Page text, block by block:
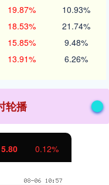
19.87% 10.93%
18.53% 21.74%
15.85% 9.48%
13.91% 6.26%
轮播
5.80 0.12%